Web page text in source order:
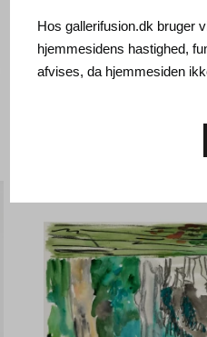
Frodo Mikkelsen. Uden
Hos gallerifusion.dk bruger
hjemmesidens hastighed,
afvises, da hjemmesiden